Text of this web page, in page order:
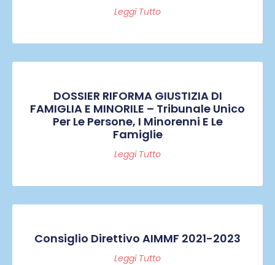
Leggi Tutto
DOSSIER RIFORMA GIUSTIZIA DI
FAMIGLIA E MINORILE – Tribunale Unico
Per Le Persone, I Minorenni E Le
Famiglie
Leggi Tutto
Consiglio Direttivo AIMMF 2021-2023
Leggi Tutto